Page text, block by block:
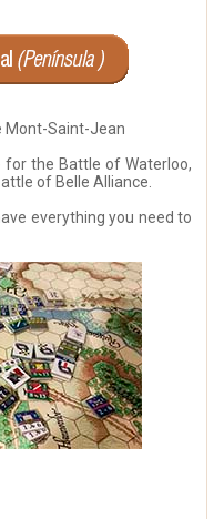
Mont-Saint-Jean
for the Battle of Waterloo,
of Belle Alliance.
everything you need to